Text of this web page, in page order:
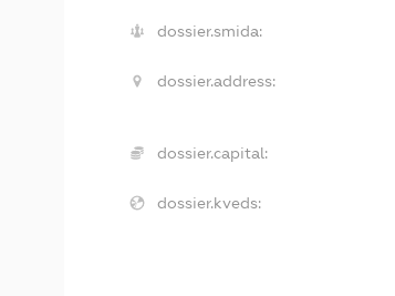
dossier.smida:
dossier.address:
dossier.capital:
dossier.kveds: